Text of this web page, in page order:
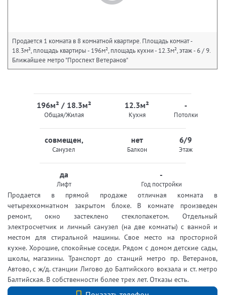
Продается 1 комната в 8 комнатной квартире. Площадь комнат -
18.3м², площадь квартиры - 196м², площадь кухни - 12.3м², этаж - 6 / 9.
Ближайшее метро "Проспект Ветеранов"
196м² / 18.3м²
Общая/Жилая
12.3м²
Кухня
-
Потолки
совмещен,
Санузел
нет
Балкон
6/9
Этаж
да
Лифт
-
Год постройки
Продается в прямой продаже отличная комната в
четырехкомнатном закрытом блоке. В комнате произведен
ремонт, окно застеклено стеклопакетом. Отдельный
электросчетчик и личный санузел (на две комнаты) с ванной и
местом для стиральной машины. Свое место на просторной
кухне. Хорошие, спокойные соседи. Рядом с домом детские сады,
школы, магазины. Транспорт до станций метро пр. Ветеранов,
Автово, с ж/д. станции Лигово до Балтийского вокзала и ст. метро
Балтийская. В собственности более трех лет. Отказы есть.